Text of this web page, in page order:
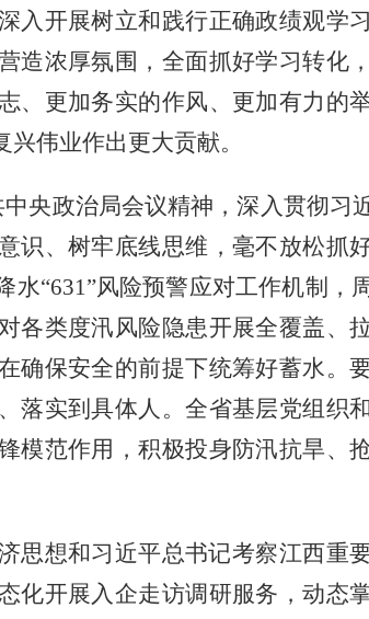
入开展树立和践行正确政绩观学
造浓厚氛围，全面抓好学习转化
、更加务实的作风、更加有力的
伟业作出更大贡献。
中央政治局会议精神，深入贯彻习
识、树牢底线思维，毫不放松抓
“631”风险预警应对工作机制，
各类度汛风险隐患开展全覆盖、
确保安全的前提下统筹好蓄水。
落实到具体人。全省基层党组织
模范作用，积极投身防汛抗旱、
思想和习近平总书记考察江西重
化开展入企走访调研服务，动态